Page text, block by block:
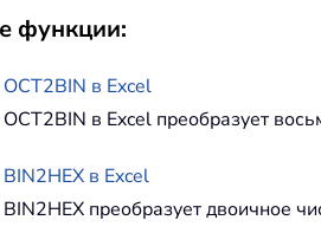
функции:
OCT2BIN в Excel
в Excel преобразует
BIN2HEX в Excel
преобразует двоичное